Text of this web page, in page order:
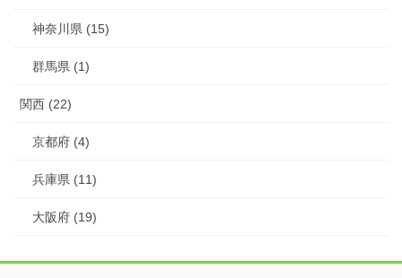
神奈川県 (15)
群馬県 (1)
関西 (22)
京都府 (4)
兵庫県 (11)
大阪府 (19)